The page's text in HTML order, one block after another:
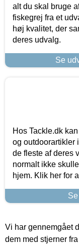
alt du skal bruge
fiskegrej fra et
høj kvalitet, der
deres udvalg.
Se
Hos Tackle.dk
og outdoorartikler
de fleste af deres
normalt ikke
hjem. Klik her for
Vi har gennemgået
dem med stjerner